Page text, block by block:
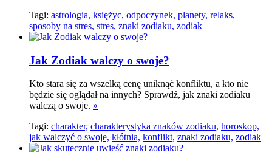
Tagi: astrologia, księżyc, odpoczynek, planety, relaks,
sposoby na stres, stres, znaki zodiaku, zodiak
Jak Zodiak walczy o swoje?
Kto stara się za wszelką cenę uniknąć konfliktu, a kto nie
będzie się oglądał na innych? Sprawdź, jak znaki zodiaku
walczą o swoje. »
Tagi: charakter, charakterystyka znaków zodiaku, horoskop,
jak walczyć o swoje, kłótnia, konflikt, znaki zodiaku, zodiak